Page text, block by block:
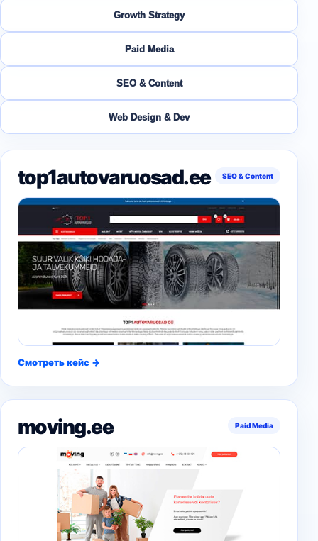
Growth Strategy
Paid Media
SEO & Content
Web Design & Dev
top1autovaruosad.ee SEO & Content
Смотреть кейс →
moving.ee Paid Media